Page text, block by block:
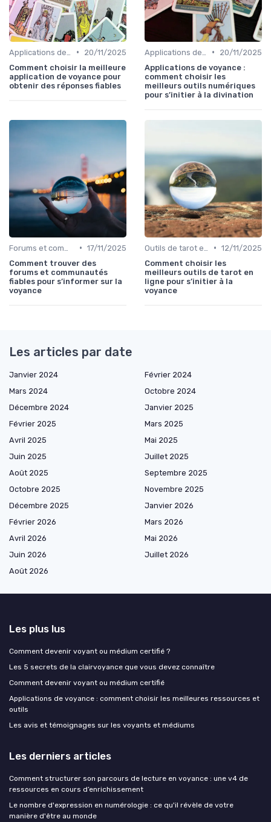
•
20/11/2025
Comment choisir la meilleure
application de voyance pour
obtenir des réponses fiables
•
20/11/2025
Applications de voyance :
comment choisir les
meilleurs outils numériques
pour s’initier à la divination
• 17/11/2025
Comment trouver des
forums et communautés
fiables pour s’informer sur la
voyance
• 12/11/2025
Comment choisir les
meilleurs outils de tarot en
ligne pour s’initier à la
voyance
Les articles par date
Janvier 2024
Février 2024
Mars 2024
Octobre 2024
Décembre 2024
Janvier 2025
Février 2025
Mars 2025
Avril 2025
Mai 2025
Juin 2025
Juillet 2025
Août 2025
Septembre 2025
Octobre 2025
Novembre 2025
Décembre 2025
Janvier 2026
Février 2026
Mars 2026
Avril 2026
Mai 2026
Juin 2026
Juillet 2026
Août 2026
Les plus lus
Comment devenir voyant ou médium certifié ?
Les 5 secrets de la clairvoyance que vous devez connaître
Comment devenir voyant ou médium certifié
Applications de voyance : comment choisir les meilleures ressources et
outils
Les avis et témoignages sur les voyants et médiums
Les derniers articles
Comment structurer son parcours de lecture en voyance : une v4 de
ressources en cours d’enrichissement
Le nombre d'expression en numérologie : ce qu'il révèle de votre
manière d'être au monde